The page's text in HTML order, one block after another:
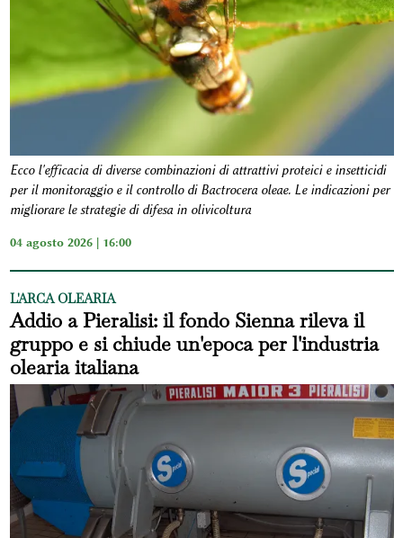
Ecco l'efficacia di diverse combinazioni di attrattivi proteici e insetticidi
per il monitoraggio e il controllo di Bactrocera oleae. Le indicazioni per
migliorare le strategie di difesa in olivicoltura
04 agosto 2026 | 16:00
L'ARCA OLEARIA
Addio a Pieralisi: il fondo Sienna rileva il
gruppo e si chiude un'epoca per l'industria
olearia italiana